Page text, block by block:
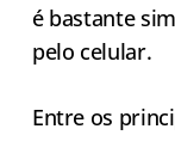
é bastante
pelo celular.
Entre os